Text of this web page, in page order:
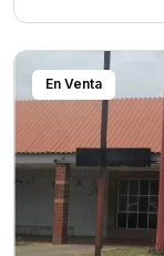
En Venta